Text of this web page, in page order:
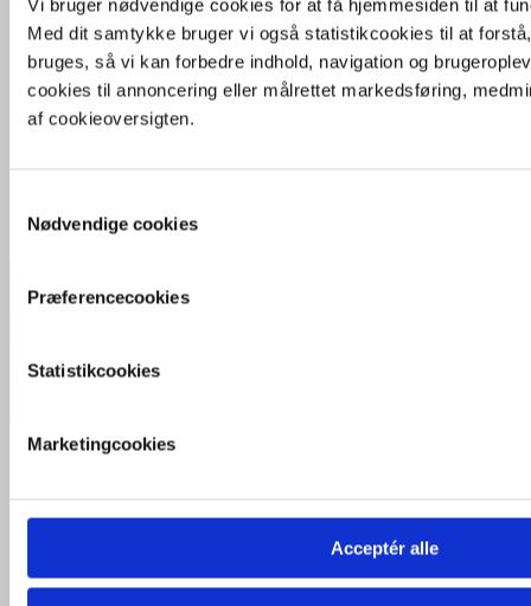
Vi bruger nødvendige cookies for at få hjemmesiden til at
Med dit samtykke bruger vi også statistikcookies til at
bruges, så vi kan forbedre indhold, navigation og
cookies til annoncering eller målrettet markedsføring,
af cookieoversigten.
Nødvendige cookies
Præferencecookies
Statistikcookies
Marketingcookies
Acceptér alle
Smerte er kroppens måde at advare os om fare. Men ikke al smerte
men det er ikke farligt. Træder du derimod i et bål, beskytter
smertereaktionen dig mod skade. Smerte er altså ikke noget, vi
vælger, men en reaktion på, hvad kroppen opfatter som en trussel –